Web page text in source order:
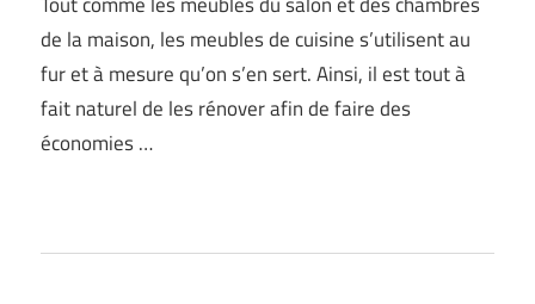
de la maison, les meubles de cuisine s’utilisent au
fur et à mesure qu’on s’en sert. Ainsi, il est tout à
fait naturel de les rénover afin de faire des
économies …